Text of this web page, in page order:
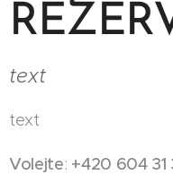
text
text
Volejte: +420 604 31